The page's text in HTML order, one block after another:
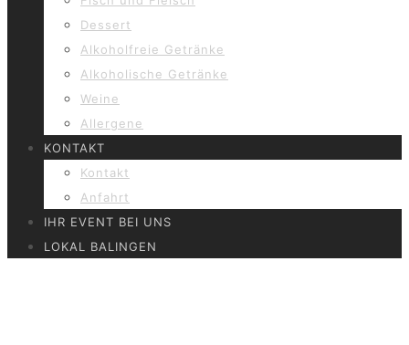
Dessert
Alkoholfreie Getränke
Alkoholische Getränke
Weine
Allergene
KONTAKT
Kontakt
Anfahrt
IHR EVENT BEI UNS
LOKAL BALINGEN